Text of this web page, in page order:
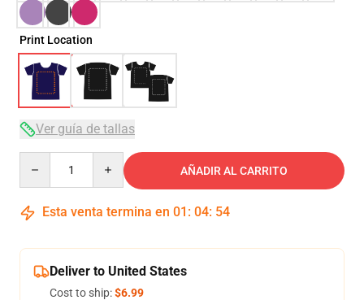
Print Location
Ver guía de tallas
AÑADIR AL CARRITO
Esta venta termina en 01 : 04: 53
Deliver to United States
Cost to ship:$6.99